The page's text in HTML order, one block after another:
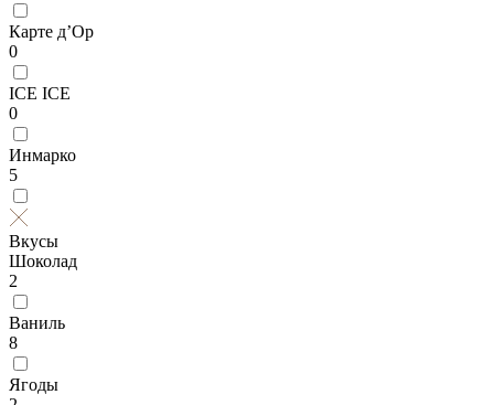
Карте д’Ор
0
ICE ICE
0
Инмарко
5
Вкусы
Шоколад
2
Ваниль
8
Ягоды